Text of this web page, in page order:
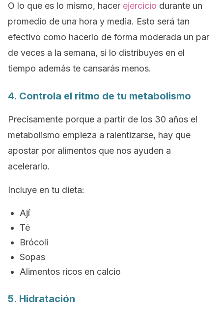
O lo que es lo mismo, hacer ejercicio durante un
promedio de una hora y media. Esto será tan
efectivo como hacerlo de forma moderada un par
de veces a la semana, si lo distribuyes en el
tiempo además te cansarás menos.
4. Controla el ritmo de tu metabolismo
Precisamente porque a partir de los 30 años el
metabolismo empieza a ralentizarse, hay que
apostar por alimentos que nos ayuden a
acelerarlo.
Incluye en tu dieta:
Ají
Té
Brócoli
Sopas
Alimentos ricos en calcio
5. Hidratación